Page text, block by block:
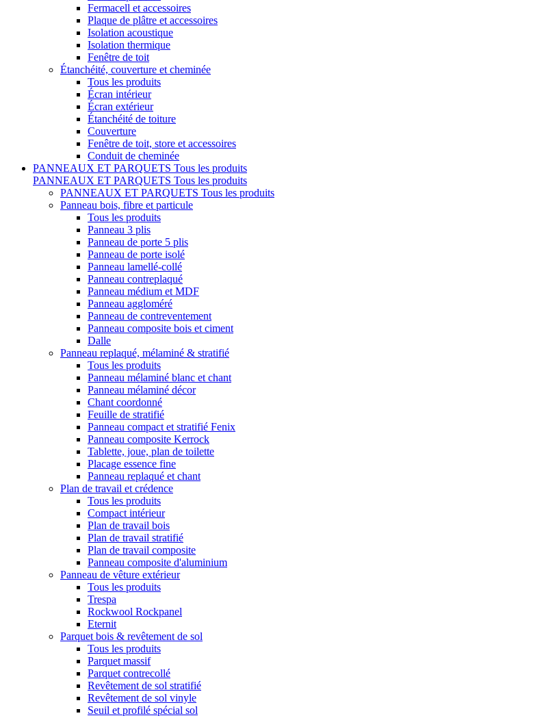
Fermacell et accessoires
Plaque de plâtre et accessoires
Isolation acoustique
Isolation thermique
Fenêtre de toit
Étanchéité, couverture et cheminée
Tous les produits
Écran intérieur
Écran extérieur
Étanchéité de toiture
Couverture
Fenêtre de toit, store et accessoires
Conduit de cheminée
PANNEAUX ET PARQUETS Tous les produits
PANNEAUX ET PARQUETS Tous les produits
PANNEAUX ET PARQUETS Tous les produits
Panneau bois, fibre et particule
Tous les produits
Panneau 3 plis
Panneau de porte 5 plis
Panneau de porte isolé
Panneau lamellé-collé
Panneau contreplaqué
Panneau médium et MDF
Panneau aggloméré
Panneau de contreventement
Panneau composite bois et ciment
Dalle
Panneau replaqué, mélaminé & stratifié
Tous les produits
Panneau mélaminé blanc et chant
Panneau mélaminé décor
Chant coordonné
Feuille de stratifié
Panneau compact et stratifié Fenix
Panneau composite Kerrock
Tablette, joue, plan de toilette
Placage essence fine
Panneau replaqué et chant
Plan de travail et crédence
Tous les produits
Compact intérieur
Plan de travail bois
Plan de travail stratifié
Plan de travail composite
Panneau composite d'aluminium
Panneau de vêture extérieur
Tous les produits
Trespa
Rockwool Rockpanel
Eternit
Parquet bois & revêtement de sol
Tous les produits
Parquet massif
Parquet contrecollé
Revêtement de sol stratifié
Revêtement de sol vinyle
Seuil et profilé spécial sol